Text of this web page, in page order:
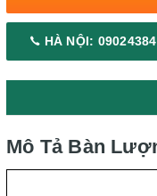
HÀ NỘI:
Mô Tả Bàn